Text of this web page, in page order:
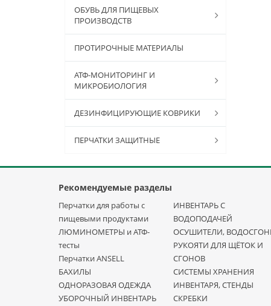
ОБУВЬ ДЛЯ ПИЩЕВЫХ
ПРОИЗВОДСТВ
ПРОТИРОЧНЫЕ МАТЕРИАЛЫ
АТФ-МОНИТОРИНГ И
МИКРОБИОЛОГИЯ
ДЕЗИНФИЦИРУЮЩИЕ КОВРИКИ
ПЕРЧАТКИ ЗАЩИТНЫЕ
Рекомендуемые разделы
Перчатки для работы с
пищевыми продуктами
ЛЮМИНОМЕТРЫ и АТФ-
тесты
Перчатки ANSELL
БАХИЛЫ
ОДНОРАЗОВАЯ ОДЕЖДА
УБОРОЧНЫЙ ИНВЕНТАРЬ
ИНВЕНТАРЬ С
ВОДОПОДАЧЕЙ
ОСУШИТЕЛИ,
РУКОЯТИ ДЛЯ ЩЁТОК И
СГОНОВ
СИСТЕМЫ ХРАНЕНИЯ
ИНВЕНТАРЯ, СТЕНДЫ
СКРЕБКИ